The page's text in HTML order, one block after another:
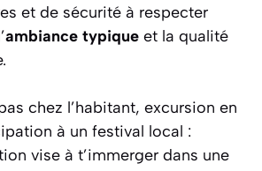
et de sécurité à respecter
ambiance typique et la qualité
chez l’habitant, excursion en
à un festival local :
vise à t’immerger dans une